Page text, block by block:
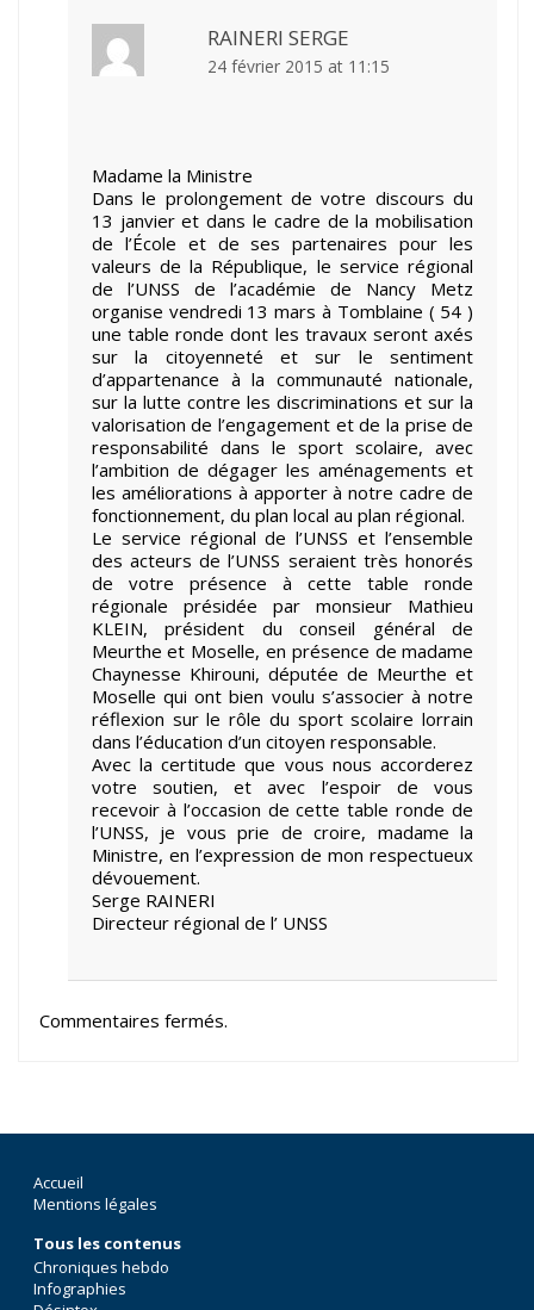
RAINERI SERGE
24 février 2015 at 11:15
Madame la Ministre
Dans le prolongement de votre discours du
13 janvier et dans le cadre de la mobilisation
de l’École et de ses partenaires pour les
valeurs de la République, le service régional
de l’UNSS de l’académie de Nancy Metz
organise vendredi 13 mars à Tomblaine ( 54 )
une table ronde dont les travaux seront axés
sur la citoyenneté et sur le sentiment
d’appartenance à la communauté nationale,
sur la lutte contre les discriminations et sur la
valorisation de l’engagement et de la prise de
responsabilité dans le sport scolaire, avec
l’ambition de dégager les aménagements et
les améliorations à apporter à notre cadre de
fonctionnement, du plan local au plan régional.
Le service régional de l’UNSS et l’ensemble
des acteurs de l’UNSS seraient très honorés
de votre présence à cette table ronde
régionale présidée par monsieur Mathieu
KLEIN, président du conseil général de
Meurthe et Moselle, en présence de madame
Chaynesse Khirouni, députée de Meurthe et
Moselle qui ont bien voulu s’associer à notre
réflexion sur le rôle du sport scolaire lorrain
dans l’éducation d’un citoyen responsable.
Avec la certitude que vous nous accorderez
votre soutien, et avec l’espoir de vous
recevoir à l’occasion de cette table ronde de
l’UNSS, je vous prie de croire, madame la
Ministre, en l’expression de mon respectueux
dévouement.
Serge RAINERI
Directeur régional de l’ UNSS
Commentaires fermés.
Accueil
Mentions légales
Tous les contenus
Chroniques hebdo
Infographies